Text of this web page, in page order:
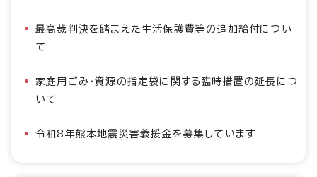
最高裁判決を踏まえた生活保護費等の追加給付につい
て
家庭用ごみ・資源の指定袋に関する臨時措置の延長につ
いて
令和8年熊本地震災害義援金を募集しています